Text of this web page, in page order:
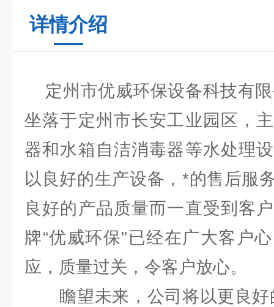
详情介绍
定州市优威环保设备科技有
坐落于定州市长安工业园区，
器和水箱自洁消毒器等水处理
以良好的生产设备，*的售后服
良好的产品质量而一直受到客
牌“优威环保"已经在广大客户
应，质量过关，令客户放心。
瞻望未来，公司将以更良好